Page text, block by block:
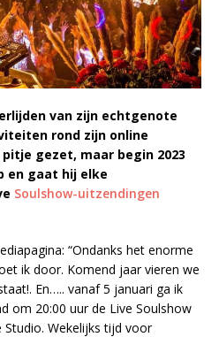
van zijn echtgenote
rond zijn online
gezet, maar begin 2023
en gaat hij elke
Soulshow-uitzendingen
“Ondanks het enorme
ik door. Komend jaar vieren we
En….. vanaf 5 januari ga ik
om 20:00 uur de Live Soulshow
Wekelijks tijd voor